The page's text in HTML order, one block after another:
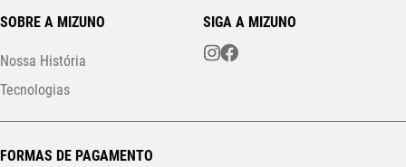
SOBRE A MIZUNO
Nossa História
Tecnologias
SIGA A MIZUNO
FORMAS DE PAGAMENTO